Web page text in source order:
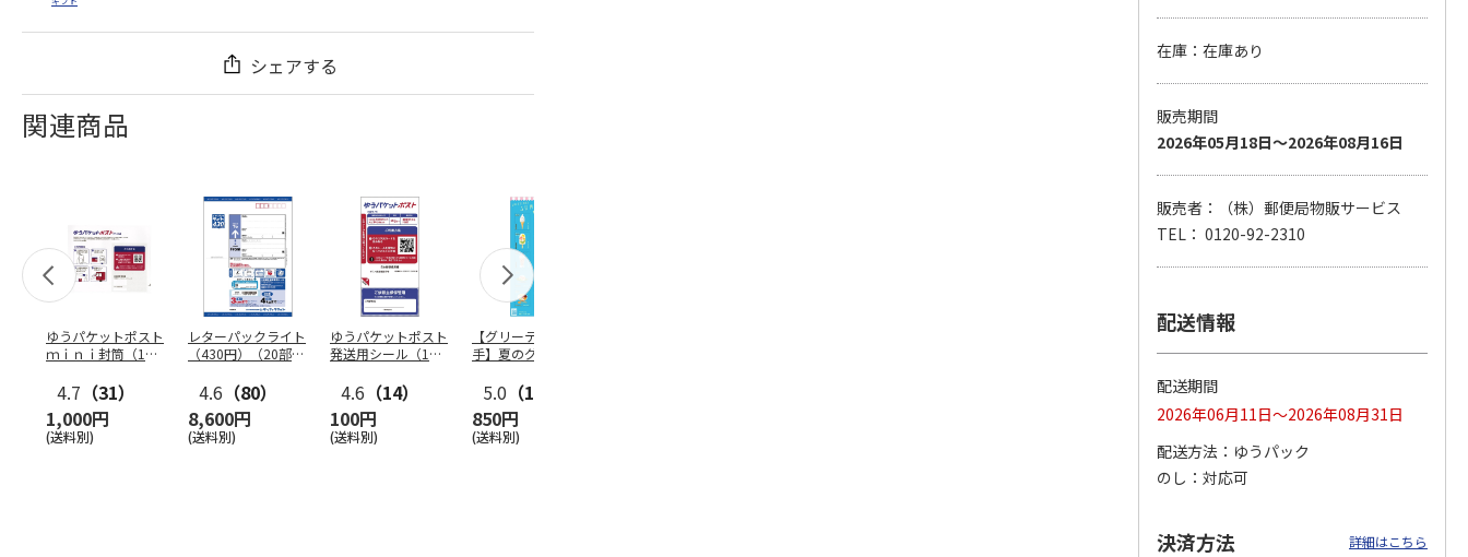
シェアする
関連商品
ゆうパケットポスト
ｍｉｎｉ封筒（1個
4.7 （31）
1,000円
(送料別)
レターパックライト
（430円）（20部セ
4.6 （80）
8,600円
(送料別)
ゆうパケットポスト
発送用シール（1個
4.6 （14）
100円
(送料別)
【グリーティング切
手】夏のグリーティ
5.0 （10）
850円
(送料別)
手】ハッピーグリー
【グリーティング切
手】グリーティング
円…
4.8（11）
5,500円
通切手・千鳥（1シ
11,000円
在庫：在庫あり
販売期間
2026年05月18日～2026年08月16日
販売者：（株）郵便局物販サービス
TEL： 0120-92-2310
配送情報
配送期間
2026年06月11日～2026年08月31日
配送方法
ゆうパック
のし
対応可
決済方法 詳細はこちら